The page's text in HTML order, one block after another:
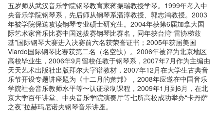
五岁师从武汉音乐学院钢琴教育家蒋振瑞教授学琴。1999年考入中
央音乐学院钢琴系，先后师从钢琴系潘淳教授、郭志鸿教授。2003
年被学院保送攻读钢琴专业硕士研究生。2004年获第6届加拿大国
际艺术家音乐比赛中国选拔赛钢琴比赛名，同年获台湾“雷协梯兹
基”国际钢琴大赛进入决赛前六名获荣誉证书；2005年获届美国
Viardo国际钢琴比赛获第二名（名空缺）。2006年被评为北京地区
高校毕业生，2006年9月留校任教于钢琴系，2007年7月作为主编由
天天艺术出版社出版拜尔大字谱教材，2007年12月在大学生古典音
乐节开设专题讲座题为《十二月的萧邦》，2008年应邀在中国音乐
学院社会音乐教师水平等〜认证录制课程，2009年1月到6月，在北
京大学百年讲堂、中央音乐学院演奏厅等七所高校成功举办“卡丹萨
之夜”拉赫玛尼诺夫钢琴音乐讲座。